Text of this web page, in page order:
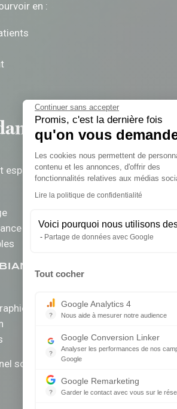
Continuer sans accepter
Promis, c'est la dernière fois
qu'on vous
Plateforme de
Les cookies nous permettent de
contenu et les annonces, d'offrir des
fonctionnalités relatives aux médias
Lire la politique de confidentialité
Voici pourquoi nous utilisons
Partage de données avec Google
Tout cocher
?
Google Analytics 4
Nous aide à mesurer notre audience
?
Google Conversion Linker
Analyser les performances de nos
Google
?
Google Remarketing
Garder le contact avec vous sur le
en :
les cliniques
espérer un salaire de 90 000 $ à
DE COLLABORATION
sont valorisés dans la plupart des